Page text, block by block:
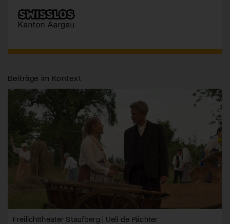
Beiträge im Kontext
Freilichttheater Staufberg | Ueli de Pächter